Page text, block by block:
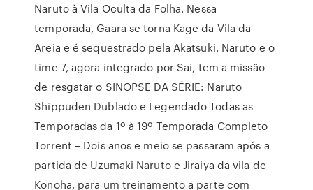
Naruto à Vila Oculta da Folha. Nessa
temporada, Gaara se torna Kage da Vila da
Areia e é sequestrado pela Akatsuki. Naruto e o
time 7, agora integrado por Sai, tem a missão
de resgatar o SINOPSE DA SÉRIE: Naruto
Shippuden Dublado e Legendado Todas as
Temporadas da 1º à 19º Temporada Completo
Torrent – Dois anos e meio se passaram após a
partida de Uzumaki Naruto e Jiraiya da vila de
Konoha, para um treinamento a parte com